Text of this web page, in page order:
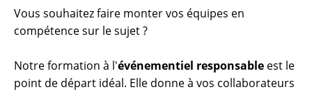
Vous souhaitez faire monter vos équipes en
compétence sur le sujet ?
Notre formation à l'événementiel responsable est le
point de départ idéal. Elle donne à vos collaborateurs